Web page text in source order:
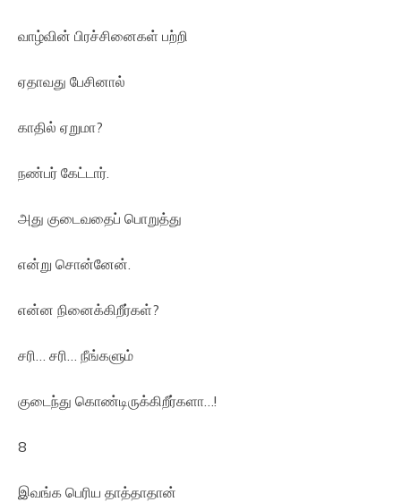
வாழ்வின் பிரச்சினைகள் பற்றி
ஏதாவது பேசினால்
காதில் ஏறுமா?
நண்பர் கேட்டார்.
அது குடைவதைப் பொறுத்து
என்று சொன்னேன்.
என்ன நினைக்கிறீர்கள்?
சரி… சரி… நீங்களும்
குடைந்து கொண்டிருக்கிறீர்களா…!
8
இவங்க பெரிய தாத்தாதான்